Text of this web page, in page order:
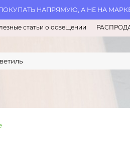
НАПРЯМУЮ, А НЕ НА
статьи о освещении